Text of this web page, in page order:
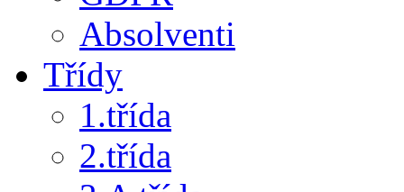
Absolventi
Třídy
1.třída
2.třída